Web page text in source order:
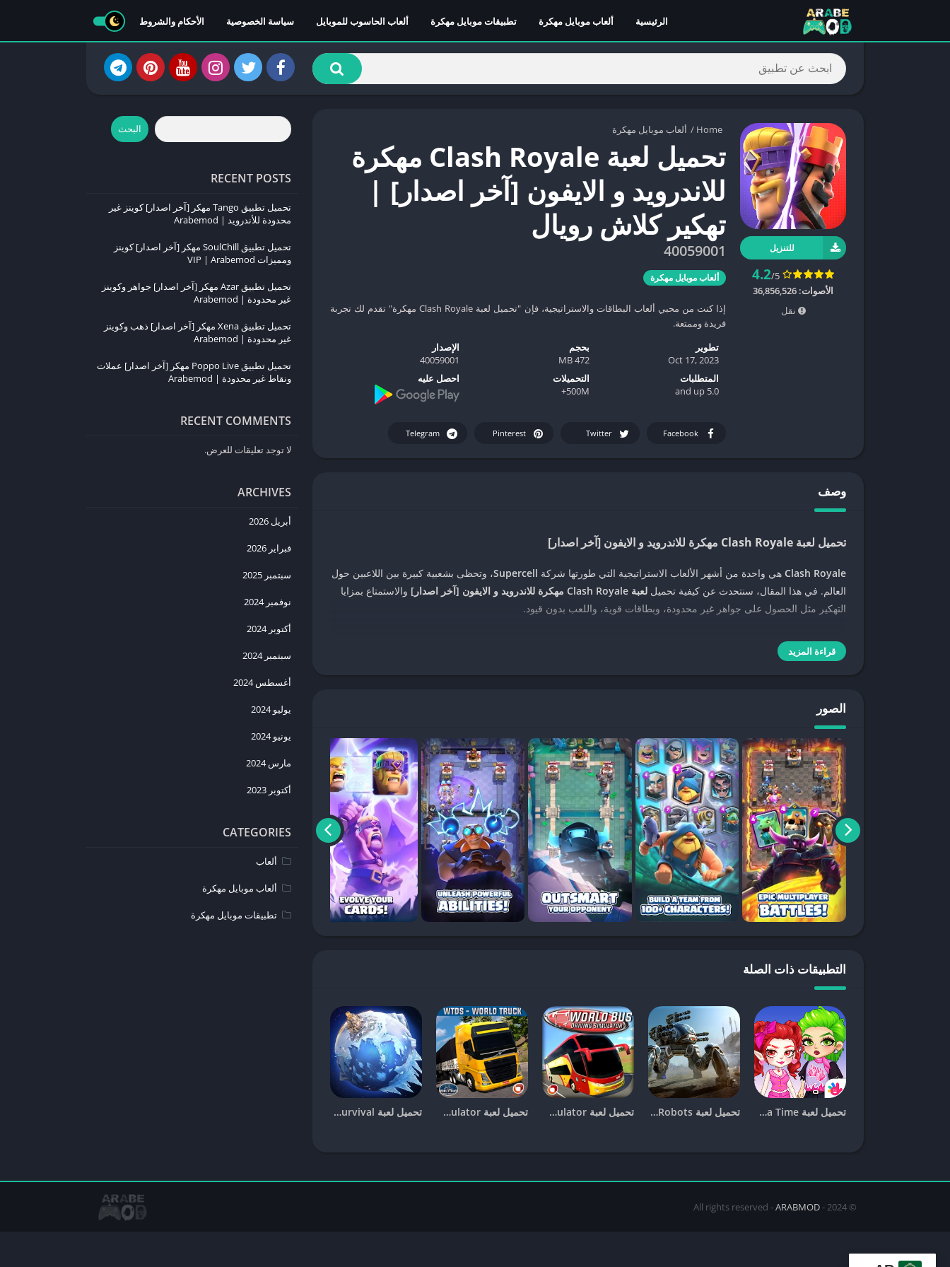
الرئيسية ألعاب موبايل مهكرة تطبيقات موبايل مهكرة ألعاب الحاسوب للموبايل سياسة الخصوصية الأحكام والشروط
Home
/ ألعاب موبايل مهكرة
تحميل لعبة Clash Royale مهكرة
للاندرويد و الايفون [آخر اصدار] |
تهكير كلاش رويال
40059001
ألعاب موبايل مهكرة
إذا كنت من محبي ألعاب البطاقات والاستراتيجية، فإن "تحميل لعبة Clash Royale مهكرة" تقدم لك تجربة
فريدة وممتعة.
للتنزيل
4.2/5
الأصوات: 36,856,526
نقل
تطوير
Oct 17, 2023
بحجم
472 MB
الإصدار
40059001
المتطلبات
5.0 and up
التحميلات
500M+
احصل عليه
Facebook
Twitter
Pinterest
Telegram
وصف
تحميل لعبة Clash Royale مهكرة للاندرويد و الايفون [آخر اصدار]
Clash Royale هي واحدة من أشهر الألعاب الاستراتيجية التي طورتها شركة Supercell، وتحظى بشعبية كبيرة بين اللاعبين حول
العالم. في هذا المقال، سنتحدث عن كيفية تحميل لعبة Clash Royale مهكرة للاندرويد و الايفون [آخر اصدار]
والاستمتاع بمزايا
التهكير مثل الحصول على جواهر غير محدودة، وبطاقات قوية، واللعب بدون قيود.
مميزات لعبة Clash Royale المهكرة
جواهر غير محدودة
فتح جميع البطاقات: النسخة المهكرة تمنحك إمكانية الوصول إلى جميع البطاقات والأسلحة منذ البداية، مما يمنحك أفضلية على
خصومك.
ترقيات فورية: يمكنك ترقية قواتك وأبراجك بشكل فوري دون الانتظار لفترات طويلة.
كيفية تحميل Clash Royale مهكرة للاندرويد
إذا كنت من مستخدمي الأندرويد وتبحث عن كيفيةتحميل Clash Royale مهكرة ، يمكنك اتباع الخطوات التالية:
قم بالبحث عن ملف APK للنسخة المهكرة من مصدر موثوق.
بعد تحميل الملف، تأكد من تفعيل خيار “التثبيت من مصادر غير معروفة” في إعدادات الأمان الخاصة بجهازك.
قم بتثبيت اللعبة واستمتع باللعب مع جميع المزايا المهكرة.
كيفية تحميل Clash Royale مهكرة للايفون
في حالة كنت تستخدم جهاز ايفون وترغب في تحميل النسخة المهكرة من
اتباعها. يتطلب ذلك في العادة كسر حماية الجهاز
ابحث عن موقع موثوق يوفر النسخة المهكرة.
قم بتحميل اللعبة وتثبيتها على جهازك بعد اتباع الإرشادات.
استمتع بالنسخة المهكرة مع الجواهر والبطاقات غير المحدودة.
المخاطر المحتملة لتحميل Clash Royale المهكرة
على الرغم من أن تحميل Clash Royale مهكرة
قد يبدو خيارًا مغريًا، إلا أن هناك بعض المخاطر المحتملة التي يجب أن تكون
عدم الحصول على تحديثات: النسخة المهكرة قد لا تتلقى التحديثات الجديدة التي تصدرها الشركة، مما قد يؤدي إلى فقدان مزايا
قراءة المزيد
الصور
التطبيقات ذات الصلة
تحميل لعبة Yoya Time مهكرة (2026) للأندرويد والايفون تحميل لعبة War Robots مهكرة (2026) للأندرويد والايفون تحميل لعبة world bus driving simulator مهكرة تحميل لعبة world Truck Driving simulator مهكرة تحميل لعبة whiteout survival مهكرة
البحث
RECENT POSTS
تحميل تطبيق Tango مهكر [آخر اصدار] كوينز غير
محدودة للأندرويد | Arabemod
تحميل تطبيق SoulChill مهكر [آخر اصدار] كوينز
ومميزات VIP | Arabemod
تحميل تطبيق Azar مهكر [آخر اصدار] جواهر وكوينز
غير محدودة | Arabemod
تحميل تطبيق Xena مهكر [آخر اصدار] ذهب وكوينز
غير محدودة | Arabemod
تحميل تطبيق Poppo Live مهكر [آخر اصدار] عملات
ونقاط غير محدودة | Arabemod
RECENT COMMENTS
لا توجد تعليقات للعرض.
ARCHIVES
أبريل 2026
فبراير 2026
سبتمبر 2025
نوفمبر 2024
أكتوبر 2024
سبتمبر 2024
أغسطس 2024
يوليو 2024
يونيو 2024
مارس 2024
أكتوبر 2023
CATEGORIES
ألعاب
ألعاب موبايل مهكرة
تطبيقات موبايل مهكرة
© 2024 - All rights reserved -
ARABMOD